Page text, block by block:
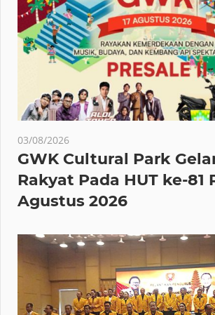
03/08/2026
GWK Cultural Park
Rakyat Pada HUT ke-81
Agustus 2026